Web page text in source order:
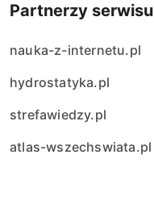
Partnerzy serwisu
nauka-z-internetu.pl
hydrostatyka.pl
strefawiedzy.pl
atlas-wszechswiata.pl